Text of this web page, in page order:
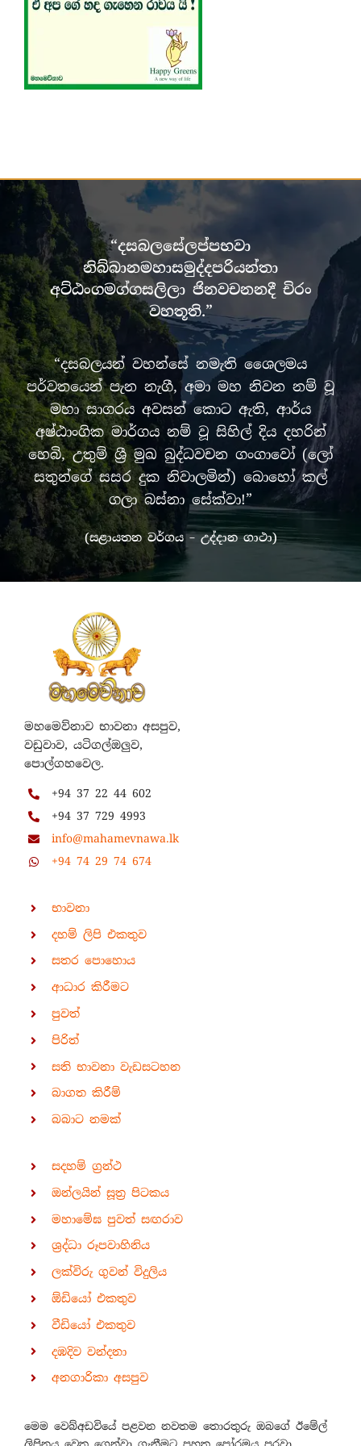
“දසබලසේලප්පභවා
නිබ්බානමහාසමුද්දපරියන්තා
අට්ඨංගමග්ගසලිලා ජිනවචනනදී චිරං
වහතූති.”
“දසබලයන් වහන්සේ නමැති ශෛලමය
පර්වතයෙන් පැන නැගී, අමා මහ නිවන නම් වූ
මහා සාගරය අවසන් කොට ඇති, ආර්ය
අෂ්ඨාංගික මාර්ගය නම් වූ සිහිල් දිය දහරින්
හෙබි, උතුම් ශ්‍රී මුඛ බුද්ධවචන ගංගාවෝ (ලෝ
සතුන්ගේ සසර දුක නිවාලමින්) බොහෝ කල්
ගලා බස්නා සේක්වා!”
(සළායතන වර්ගය – උද්දාන ගාථා)
මහමෙව්නාව භාවනා අසපුව,
වඩුවාව, යටිගල්ඔලුව,
පොල්ගහවෙල.
+94 37 22 44 602
+94 37 729 4993
info@mahamevnawa.lk
+94 74 29 74 674
භාවනා
දහම් ලිපි එකතුව
සතර පොහොය
ආධාර කිරීමට
පුවත්
පිරිත්
සති භාවනා වැඩසටහන
බාගත කිරීම්
බබාට නමක්
සදහම් ග්‍රන්ථ
ඔන්ලයින් සූත්‍ර පිටකය
මහාමේඝ පුවත් සඟරාව
ශ්‍රද්ධා රූපවාහිනිය
ලක්විරු ගුවන් විදුලිය
ඕඩියෝ එකතුව
වීඩියෝ එකතුව
දඹදිව වන්දනා
අනගාරිකා අසපුව
මෙම වෙබ්අඩවියේ පළවන නවතම තොරතුරු ඔබගේ ඊමේල්